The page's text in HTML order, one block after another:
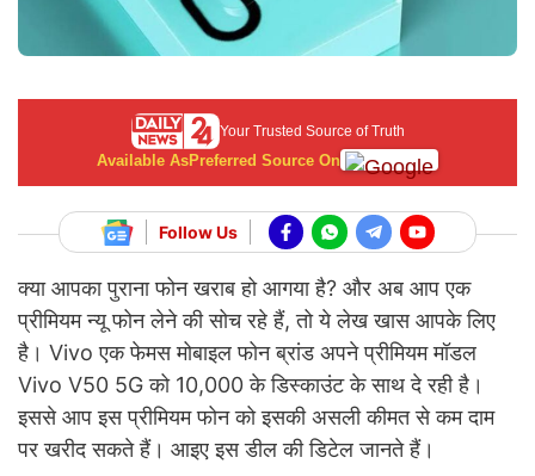
Your Trusted Source of Truth
Available AsPreferred Source On
Follow Us
क्या आपका पुराना फोन खराब हो आगया है? और अब आप एक
प्रीमियम न्यू फोन लेने की सोच रहे हैं, तो ये लेख खास आपके लिए
है। Vivo एक फेमस मोबाइल फोन ब्रांड अपने प्रीमियम मॉडल
Vivo V50 5G को 10,000 के डिस्काउंट के साथ दे रही है।
इससे आप इस प्रीमियम फोन को इसकी असली कीमत से कम दाम
पर खरीद सकते हैं। आइए इस डील की डिटेल जानते हैं।